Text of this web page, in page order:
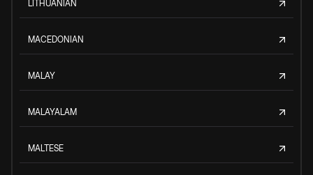
LITHUANIAN
MACEDONIAN
MALAY
MALAYALAM
MALTESE